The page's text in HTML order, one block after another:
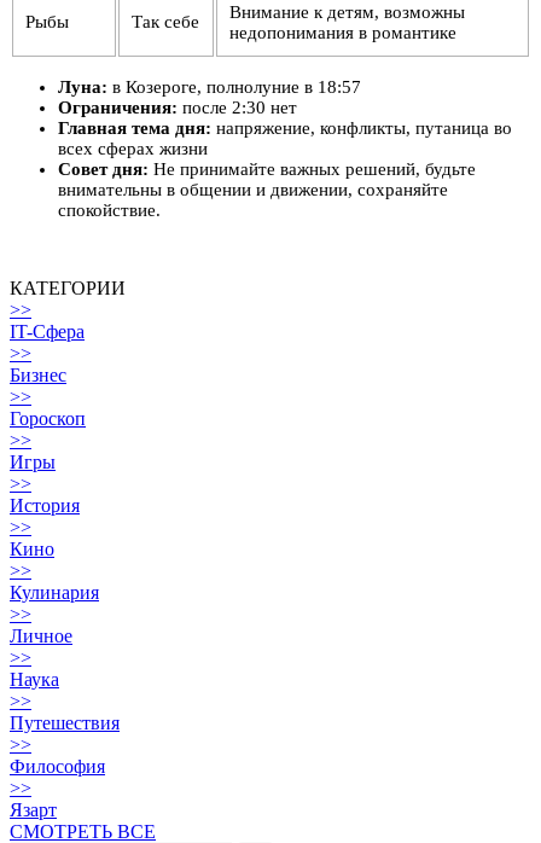
Рыбы Так себе
Внимание к детям, возможны
недопонимания в романтике
Луна: в Козероге, полнолуние в 18:57
Ограничения: после 2:30 нет
Главная тема дня: напряжение, конфликты, путаница во
всех сферах жизни
Совет дня: Не принимайте важных решений, будьте
внимательны в общении и движении, сохраняйте
спокойствие.
КАТЕГОРИИ
>>
IT-Сфера
>>
Бизнес
>>
Гороскоп
>>
Игры
>>
История
>>
Кино
>>
Кулинария
>>
Личное
>>
Наука
>>
Путешествия
>>
Философия
>>
Язарт
СМОТРЕТЬ ВСЕ